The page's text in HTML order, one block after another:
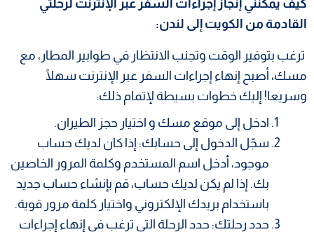
كيف يمكنني إنجاز إجراءات السفر عبر الإنترنت لرحلتي
القادمة من الكويت إلى لندن:
ترغب بتوفير الوقت وتجنب الانتظار في طوابير المطار، مع
مسك، أصبح إنهاء إجراءات السفر عبر الإنترنت سهلًا
وسريعا! إليك خطوات بسيطة لإتمام ذلك:
ادخل إلى موقع مسك و اختيار حجز الطيران.
سجّل الدخول إلى حسابك: إذا كان لديك حساب
موجود، أدخل اسم المستخدم وكلمة المرور الخاصين
بك. إذا لم يكن لديك حساب، قم بإنشاء حساب جديد
باستخدام بريدك الإلكتروني واختيار كلمة مرور قوية.
حدد رحلتك: حدد الرحلة التي ترغب في إنهاء إجراءات